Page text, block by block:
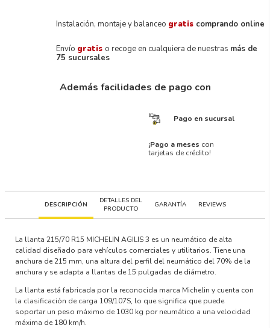
Instalación, montaje y balanceo gratis comprando online
Envío gratis o recoge en cualquiera de nuestras más de
75 sucursales
Además facilidades de pago con
Pago en sucursal
¡Pago a meses con
tarjetas de crédito!
DESCRIPCIÓN
DETALLES DEL
PRODUCTO
GARANTÍA REVIEWS
La llanta 215/70 R15 MICHELIN AGILIS 3 es un neumático de alta
calidad diseñado para vehículos comerciales y utilitarios. Tiene una
anchura de 215 mm, una altura del perfil del neumático del 70% de la
anchura y se adapta a llantas de 15 pulgadas de diámetro.
La llanta está fabricada por la reconocida marca Michelin y cuenta con
la clasificación de carga 109/107S, lo que significa que puede
soportar un peso máximo de 1030 kg por neumático a una velocidad
máxima de 180 km/h.